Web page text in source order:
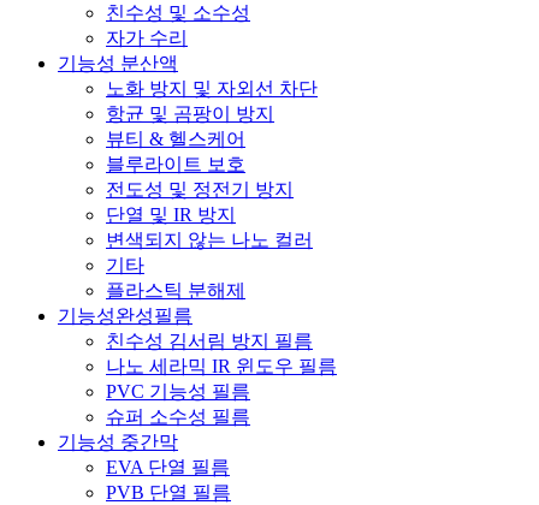
친수성 및 소수성
자가 수리
기능성 분산액
노화 방지 및 자외선 차단
항균 및 곰팡이 방지
뷰티 & 헬스케어
블루라이트 보호
전도성 및 정전기 방지
단열 및 IR 방지
변색되지 않는 나노 컬러
기타
플라스틱 분해제
기능성완성필름
친수성 김서림 방지 필름
나노 세라믹 IR 윈도우 필름
PVC 기능성 필름
슈퍼 소수성 필름
기능성 중간막
EVA 단열 필름
PVB 단열 필름